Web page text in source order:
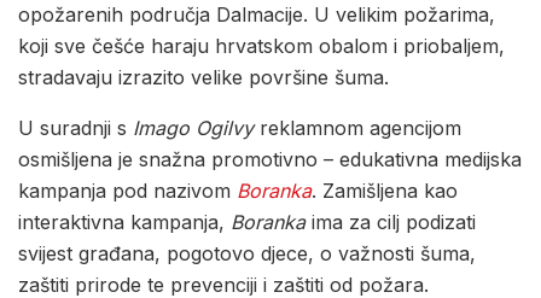
opožarenih područja Dalmacije. U velikim požarima,
koji sve češće haraju hrvatskom obalom i priobaljem,
stradavaju izrazito velike površine šuma.
U suradnji s Imago Ogilvyreklamnom agencijom
osmišljena je snažna promotivno – edukativna medijska
kampanja pod nazivom Boranka. Zamišljena kao
interaktivna kampanja, Borankaima za cilj podizati
svijest građana, pogotovo djece, o važnosti šuma,
zaštiti prirode te prevenciji i zaštiti od požara.